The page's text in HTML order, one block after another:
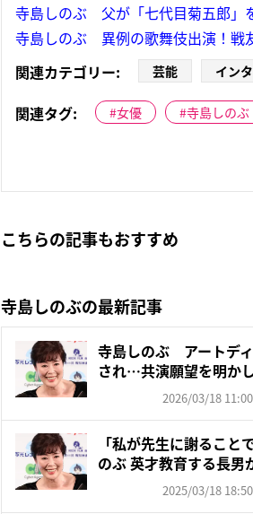
寺島しのぶ 父が「七代目菊五郎」
寺島しのぶ 異例の歌舞伎出演！戦
関連カテゴリー:
芸能 イン
関連タグ: 女優 寺島しのぶ
こちらの記事もおすすめ
寺島しのぶの最新記事
寺島しのぶ アートデ
され…共演願望を明か
2026/03/18 11:00
「私が先生に謝ること
のぶ 英才教育する長男
2025/03/18 18:50